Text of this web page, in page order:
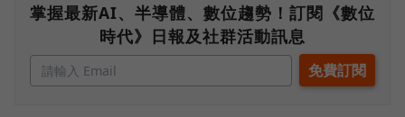
掌握最新AI、半導體、數位趨勢！訂閱《數位
時代》日報及社群活動訊息